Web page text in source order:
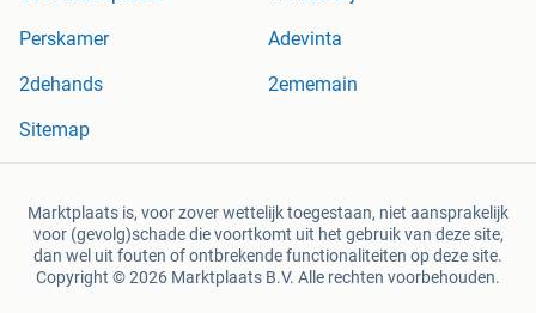
Perskamer
Adevinta
2dehands
2ememain
Sitemap
Marktplaats is, voor zover wettelijk toegestaan, niet aansprakelijk
voor (gevolg)schade die voortkomt uit het gebruik van deze site,
dan wel uit fouten of ontbrekende functionaliteiten op deze site.
Copyright © 2026 Marktplaats B.V. Alle rechten voorbehouden.